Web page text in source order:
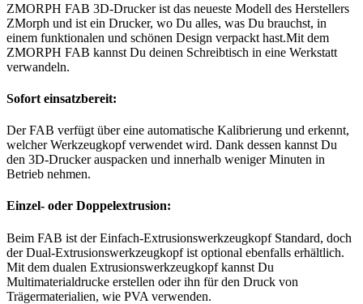
ZMORPH FAB 3D-Drucker ist das neueste Modell des Herstellers
ZMorph und ist ein Drucker, wo Du alles, was Du brauchst, in
einem funktionalen und schönen Design verpackt hast.Mit dem
ZMORPH FAB kannst Du deinen Schreibtisch in eine Werkstatt
verwandeln.
Sofort einsatzbereit:
Der FAB verfügt über eine automatische Kalibrierung und erkennt,
welcher Werkzeugkopf verwendet wird. Dank dessen kannst Du
den 3D-Drucker auspacken und innerhalb weniger Minuten in
Betrieb nehmen.
Einzel- oder Doppelextrusion:
Beim FAB ist der Einfach-Extrusionswerkzeugkopf Standard, doch
der Dual-Extrusionswerkzeugkopf ist optional ebenfalls erhältlich.
Mit dem dualen Extrusionswerkzeugkopf kannst Du
Multimaterialdrucke erstellen oder ihn für den Druck von
Trägermaterialien, wie PVA verwenden.